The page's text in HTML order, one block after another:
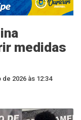
medidas
2026 às 12:34